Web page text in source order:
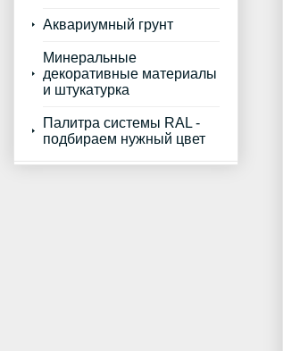
Аквариумный грунт
Минеральные
декоративные материалы
и штукатурка
Палитра системы RAL -
подбираем нужный цвет